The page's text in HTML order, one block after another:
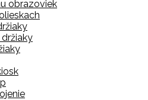
obrazoviek